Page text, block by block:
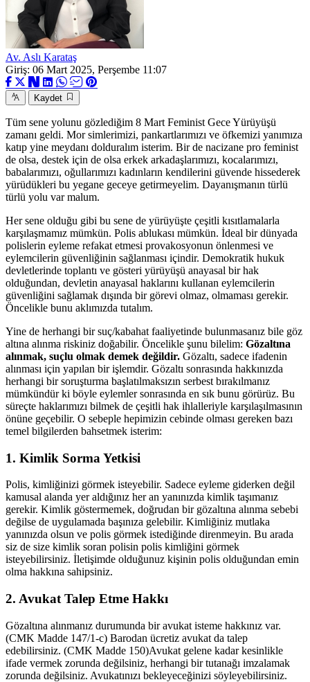
Av. Aslı Karataş
Giriş: 06 Mart 2025, Perşembe 11:07
Kaydet
Tüm sene yolunu gözlediğim 8 Mart Feminist Gece Yürüyüşü
zamanı geldi. Mor simlerimizi, pankartlarımızı ve öfkemizi yanımıza
katıp yine meydanı dolduralım isterim. Bir de nacizane pro feminist
de olsa, destek için de olsa erkek arkadaşlarımızı, kocalarımızı,
babalarımızı, oğullarımızı kadınların kendilerini güvende hissederek
yürüdükleri bu yegane geceye getirmeyelim. Dayanışmanın türlü
türlü yolu var malum.
Her sene olduğu gibi bu sene de yürüyüşte çeşitli kısıtlamalarla
karşılaşmamız mümkün. Polis ablukası mümkün. İdeal bir dünyada
polislerin eyleme refakat etmesi provakosyonun önlenmesi ve
eylemcilerin güvenliğinin sağlanması içindir. Demokratik hukuk
devletlerinde toplantı ve gösteri yürüyüşü anayasal bir hak
olduğundan, devletin anayasal haklarını kullanan eylemcilerin
güvenliğini sağlamak dışında bir görevi olmaz, olmaması gerekir.
Öncelikle bunu aklımızda tutalım.
Yine de herhangi bir suç/kabahat faaliyetinde bulunmasanız bile göz
altına alınma riskiniz doğabilir. Öncelikle şunu bilelim: Gözaltına
alınmak, suçlu olmak demek değildir. Gözaltı, sadece ifadenin
alınması için yapılan bir işlemdir. Gözaltı sonrasında hakkınızda
herhangi bir soruşturma başlatılmaksızın serbest bırakılmanız
mümkündür ki böyle eylemler sonrasında en sık bunu görürüz. Bu
süreçte haklarımızı bilmek de çeşitli hak ihlalleriyle karşılaşılmasının
önüne geçebilir. O sebeple hepimizin cebinde olması gereken bazı
temel bilgilerden bahsetmek isterim:
1. Kimlik Sorma Yetkisi
Polis, kimliğinizi görmek isteyebilir. Sadece eyleme giderken değil
kamusal alanda yer aldığınız her an yanınızda kimlik taşımanız
gerekir. Kimlik göstermemek, doğrudan bir gözaltına alınma sebebi
değilse de uygulamada başınıza gelebilir. Kimliğiniz mutlaka
yanınızda olsun ve polis görmek istediğinde direnmeyin. Bu arada
siz de size kimlik soran polisin polis kimliğini görmek
isteyebilirsiniz. İletişimde olduğunuz kişinin polis olduğundan emin
olma hakkına sahipsiniz.
2. Avukat Talep Etme Hakkı
Gözaltına alınmanız durumunda bir avukat isteme hakkınız var.
(CMK Madde 147/1-c) Barodan ücretiz avukat da talep
edebilirsiniz. (CMK Madde 150)Avukat gelene kadar kesinlikle
ifade vermek zorunda değilsiniz, herhangi bir tutanağı imzalamak
zorunda değilsiniz. Avukatınızı bekleyeceğinizi söyleyebilirsiniz.